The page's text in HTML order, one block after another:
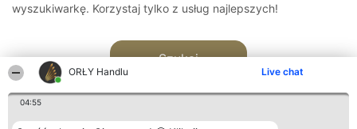
ORŁY Handlu Live chat
04:55
wyszukiwarkę. Korzystaj tylko z usług najlepszych!
Szukaj